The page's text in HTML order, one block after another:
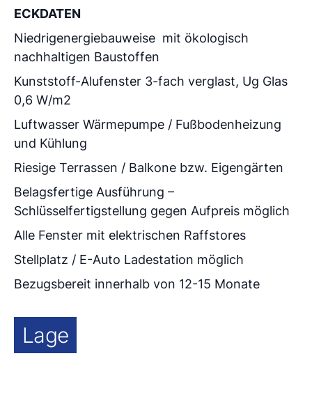
ECKDATEN
Niedrigenergiebauweise mit ökologisch
nachhaltigen Baustoffen
Kunststoff-Alufenster 3-fach verglast, Ug Glas
0,6 W/m2
Luftwasser Wärmepumpe / Fußbodenheizung
und Kühlung
Riesige Terrassen / Balkone bzw. Eigengärten
Belagsfertige Ausführung –
Schlüsselfertigstellung gegen Aufpreis möglich
Alle Fenster mit elektrischen Raffstores
Stellplatz / E-Auto Ladestation möglich
Bezugsbereit innerhalb von 12-15 Monate
Lage